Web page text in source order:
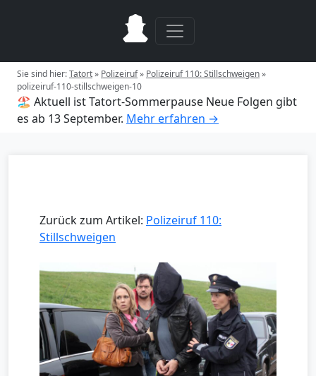
Sie sind hier:Tatort» Polizeiruf» Polizeiruf 110: Stillschweigen»
polizeiruf-110-stillschweigen-10
🏖️ Aktuell ist Tatort-Sommerpause Neue Folgen gibt
es ab 13 September. Mehr erfahren →
Zurück zum Artikel: Polizeiruf 110:
Stillschweigen